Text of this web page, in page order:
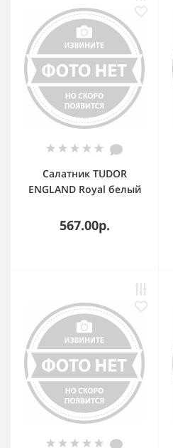
Салатник TUDOR
ENGLAND Royal белый
567.00р.